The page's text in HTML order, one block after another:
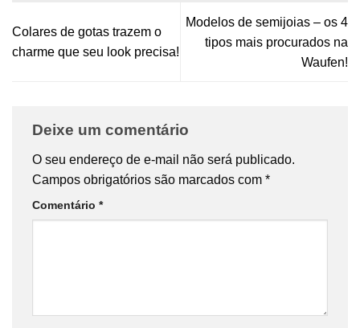
Colares de gotas trazem o
charme que seu look precisa!
Modelos de semijoias – os 4
tipos mais procurados na
Waufen!
Deixe um comentário
O seu endereço de e-mail não será publicado.
Campos obrigatórios são marcados com *
Comentário *